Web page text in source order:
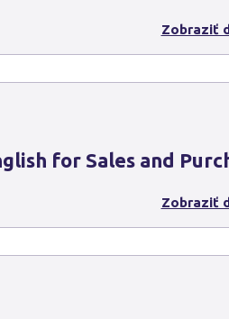
Zobraziť
for Sales and
Zobraziť